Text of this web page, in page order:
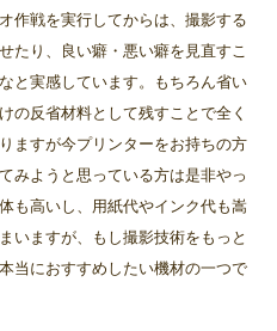
作戦を実行してからは、撮影する
たり、良い癖・悪い癖を見直すこ
と実感しています。もちろん省い
の反省材料として残すことで全く
ますが今プリンターをお持ちの方
みようと思っている方は是非やっ
も高いし、用紙代やインク代も嵩
いますが、もし撮影技術をもっと
当におすすめしたい機材の一つで